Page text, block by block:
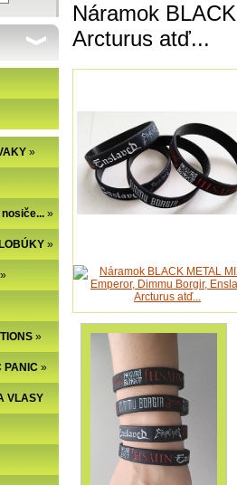
»
nosiče... »
»
»
»
PANIC »
VLASY
Náramok
Arcturus atď...